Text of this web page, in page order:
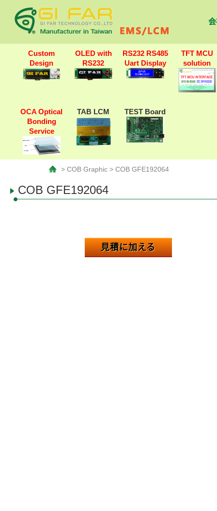
Custom
Design
OLED with
RS232
RS232 RS485
Uart Display
TFT MCU
solution
OCA Optical
Bonding
Service
TAB LCM TEST Board
> COB Graphic > COB GFE192064
COB GFE192064
見積に加える